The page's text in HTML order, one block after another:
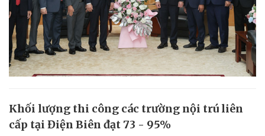
Khối lượng thi công các trường nội trú liên
cấp tại Điện Biên đạt 73 - 95%